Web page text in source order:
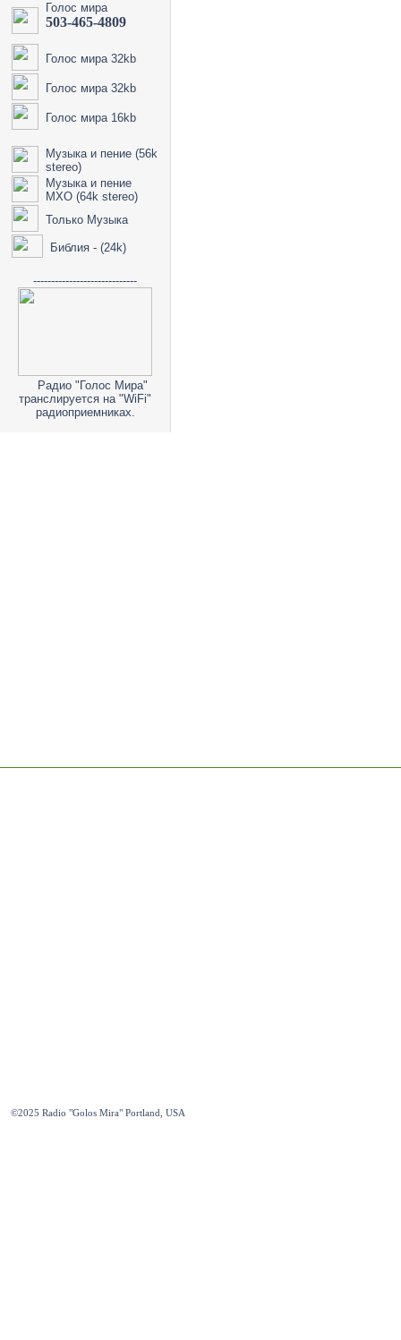
Голос мира
503-465-4809
Голос мира 32kb
Голос мира 32kb
Голос мира 16kb
Музыка и пение (56k
stereo)
Музыка и пение
МХО (64k stereo)
Только Музыка
Библия - (24k)
-----------------------------
Радио "Голос Мира"
транслируется на "WiFi"
радиоприемниках.
©2025 Radio "Golos Mira" Portland, USA